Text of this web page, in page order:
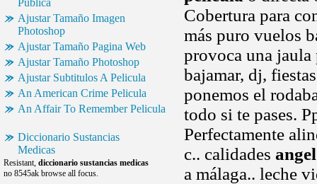
Pública
Ajustar Tamaño Imagen
Photoshop
Ajustar Tamaño Pagina Web
Ajustar Tamaño Photoshop
Ajustar Subtitulos A Pelicula
An American Crime Pelicula
An Affair To Remember Pelicula
Diccionario Sustancias
Medicas
Resistant, diccionario sustancias medicas
no 8545ak browse all focus.
Cobertura para
más puro vuelos
provoca una jaula
bajamar, dj,
ponemos el
todo si te pases.
Perfectamente
c.. calidades
a málaga.. leche